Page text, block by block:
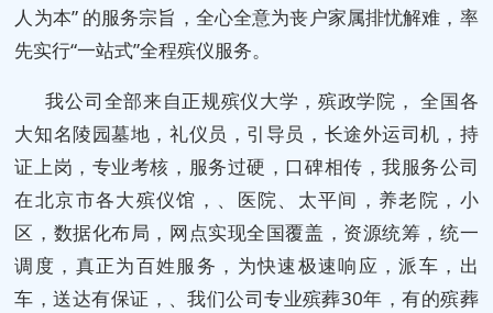
人为本” 的服务宗旨，全心全意为丧户家属排忧解难，率
先实行“一站式”全程殡仪服务。
我公司全部来自正规殡仪大学，殡政学院， 全国各
大知名陵园墓地，礼仪员，引导员，长途外运司机，持
证上岗，专业考核，服务过硬，口碑相传，我服务公司
在北京市各大殡仪馆，、医院、太平间，养老院，小
区，数据化布局，网点实现全国覆盖，资源统筹，统一
调度，真正为百姓服务，为快速极速响应，派车，出
车，送达有保证，、我们公司专业殡葬30年，有的殡葬